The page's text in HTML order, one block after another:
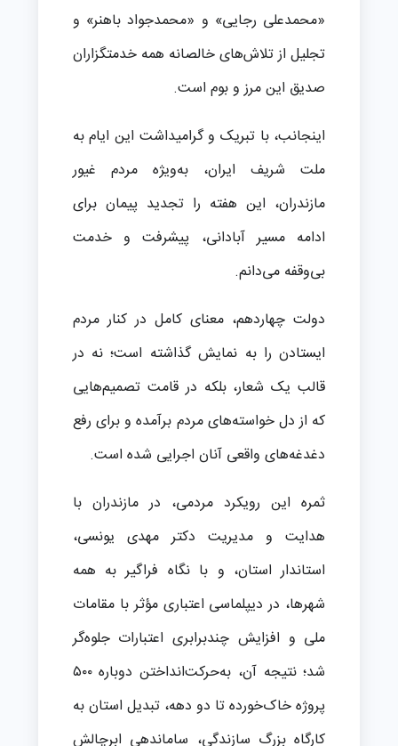
«محمدعلی رجایی» و «محمدجواد باهنر» و
تجلیل از تلاش‌های خالصانه همه خدمتگزاران
صدیق این مرز و بوم است.
اینجانب، با تبریک و گرامیداشت این ایام به
ملت شریف ایران، به‌ویژه مردم غیور
مازندران، این هفته را تجدید پیمان برای
ادامه مسیر آبادانی، پیشرفت و خدمت
بی‌وقفه می‌دانم.
دولت چهاردهم، معنای کامل در کنار مردم
ایستادن را به نمایش گذاشته است؛ نه در
قالب یک شعار، بلکه در قامت تصمیم‌هایی
که از دل خواسته‌های مردم برآمده و برای رفع
دغدغه‌های واقعی آنان اجرایی شده است.
ثمره این رویکرد مردمی، در مازندران با
هدایت و مدیریت دکتر مهدی یونسی،
استاندار استان، و با نگاه فراگیر به همه
شهرها، در دیپلماسی اعتباری مؤثر با مقامات
ملی و افزایش چندبرابری اعتبارات جلوه‌گر
شد؛ نتیجه آن، به‌حرکت‌انداختن دوباره ۵۰۰
پروژه خاک‌خورده تا دو دهه، تبدیل استان به
کارگاه بزرگ سازندگی، ساماندهی ابرچالش